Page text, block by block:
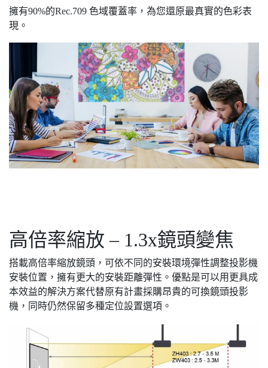
擁有90%的Rec.709 色域覆蓋率，為您還原最真實的色彩表
現。
高倍率縮放 – 1.3x鏡頭變焦
搭載高倍率縮放鏡頭，可依不同的安裝環境彈性調整投影機
安裝位置，擁有更大的安裝距離彈性。優點是可以用更具成
本效益的解決方案代替原有計畫採購昂貴的可換鏡頭投影
機，同時仍然保留多種定位設置選項。